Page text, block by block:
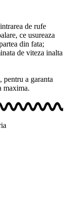
de rufe
ce usureaza
din fata;
de viteza inalta
a garanta
maxima.